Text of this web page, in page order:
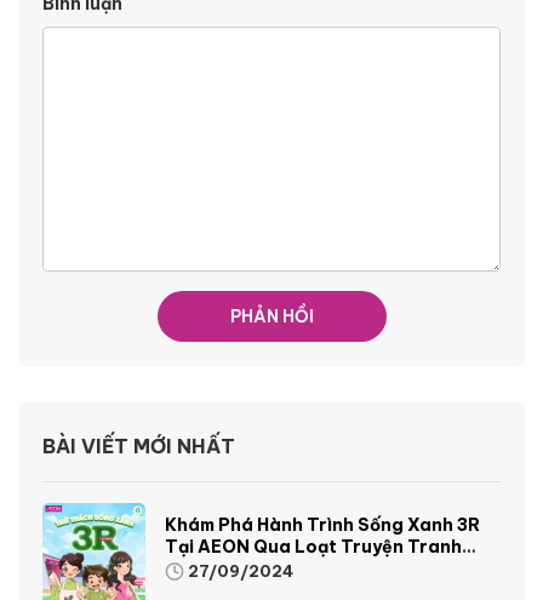
BÀI VIẾT MỚI NHẤT
Khám Phá Hành Trình Sống Xanh 3R
Tại AEON Qua Loạt Truyện Tranh
Sinh Động Và Thú Vị
27/09/2024